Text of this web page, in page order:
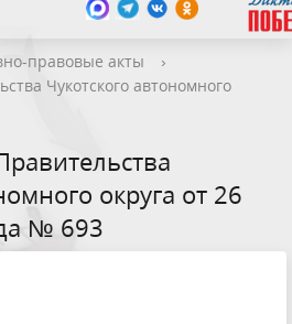
правовые акты
›
Чукотского автономного
округа от 26
№ 693